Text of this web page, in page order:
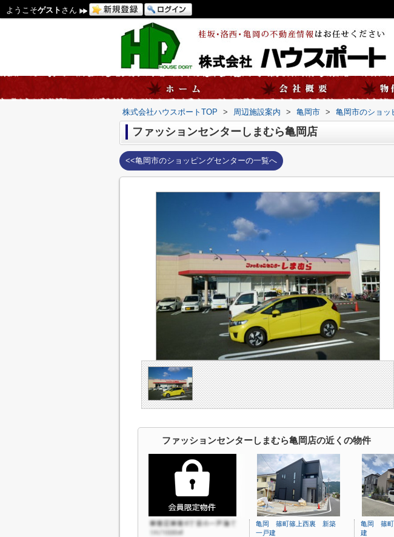
ようこそゲスト さん
株式会社ハウスポートTOP > 周辺施設案内 > 亀岡市 > 亀岡市のショッ
ファッションセンターしまむら亀岡店
<<亀岡市のショッピングセンターの一覧へ
ファッションセンターしまむら亀岡店の近くの物件
亀岡 篠町篠上西裏 新築
一戸建
亀岡 篠
建